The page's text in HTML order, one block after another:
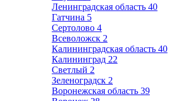
Ленинградская область 40
Гатчина 5
Сертолово 4
Всеволожск 2
Калининградская область 40
Калининград 22
Светлый 2
Зеленоградск 2
Воронежская область 39